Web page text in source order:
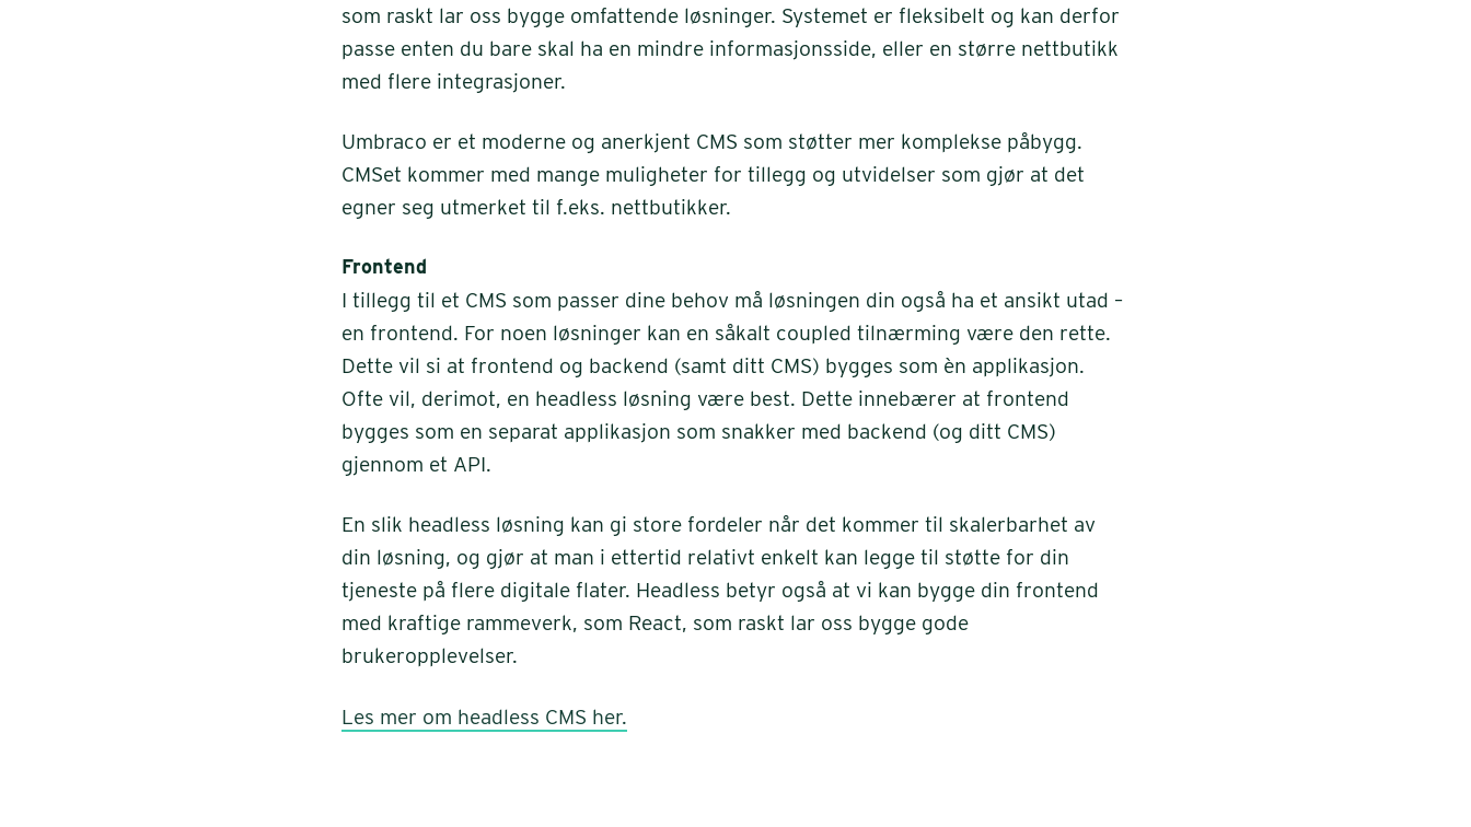
som raskt lar oss bygge omfattende løsninger. Systemet er fleksibelt og kan derfor
passe enten du bare skal ha en mindre informasjonsside, eller en større nettbutikk
med flere integrasjoner.
Umbraco er et moderne og anerkjent CMS som støtter mer komplekse påbygg.
CMSet kommer med mange muligheter for tillegg og utvidelser som gjør at det
egner seg utmerket til f.eks. nettbutikker.
Frontend
I tillegg til et CMS som passer dine behov må løsningen din også ha et ansikt utad –
en frontend. For noen løsninger kan en såkalt coupled tilnærming være den rette.
Dette vil si at frontend og backend (samt ditt CMS) bygges som èn applikasjon.
Ofte vil, derimot, en headless løsning være best. Dette innebærer at frontend
bygges som en separat applikasjon som snakker med backend (og ditt CMS)
gjennom et API.
En slik headless løsning kan gi store fordeler når det kommer til skalerbarhet av
din løsning, og gjør at man i ettertid relativt enkelt kan legge til støtte for din
tjeneste på flere digitale flater. Headless betyr også at vi kan bygge din frontend
med kraftige rammeverk, som React, som raskt lar oss bygge gode
brukeropplevelser.
Les mer om headless CMS her.